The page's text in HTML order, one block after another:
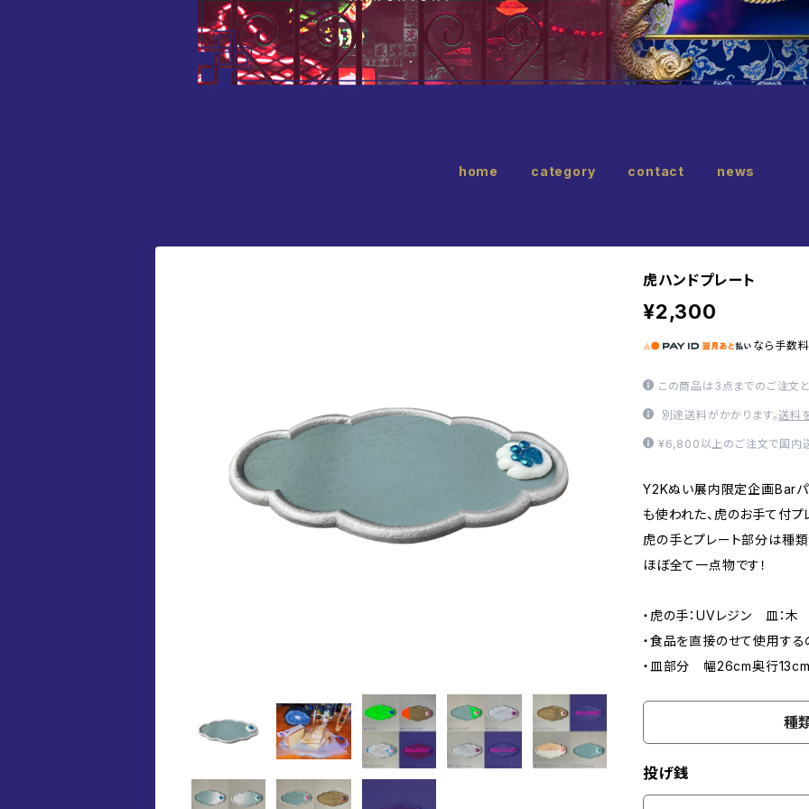
home category contact news
虎ハンドプレート
¥2,300
なら 手数
この商品は3点までのご注文
別途送料がかかります。送料
¥6,800以上のご注文で国内
Y2Kぬい展内限定企画Barパ
も使われた、虎のお手て付プ
虎の手とプレート部分は種
ほぼ全て一点物です！
・虎の手：UVレジン 皿：木
・食品を直接のせて使用す
・皿部分 幅26cm奥行
種
投げ銭